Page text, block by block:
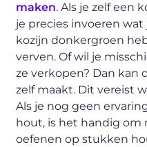
maken. Als je zelf een
je precies invoeren wat
kozijn donkergroen
verven. Of wil je
ze verkopen? Dan kan
zelf maakt. Dit vereist
Als je nog geen
hout, is het handig om
oefenen op stukken